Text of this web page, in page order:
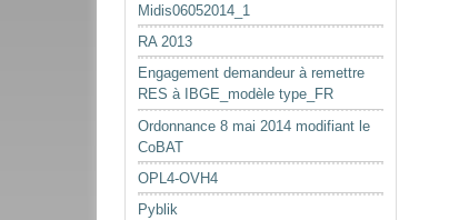
Midis06052014_1
RA 2013
Engagement demandeur à remettre
RES à IBGE_modèle type_FR
Ordonnance 8 mai 2014 modifiant le
CoBAT
OPL4-OVH4
Pyblik